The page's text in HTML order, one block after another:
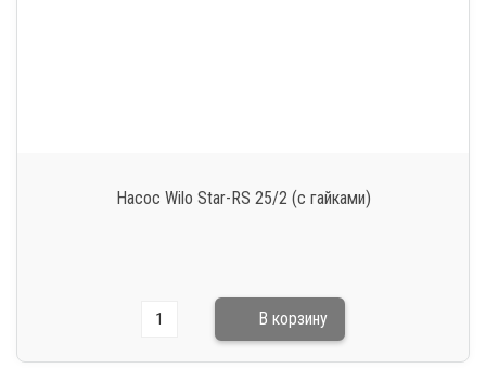
Насос Wilo Star-RS 25/2 (с гайками)